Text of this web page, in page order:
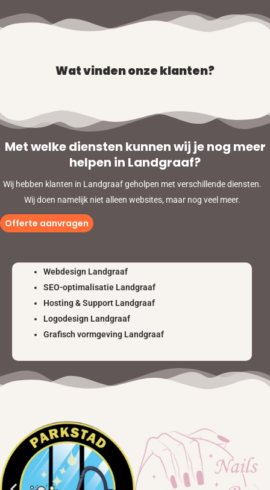
Wat vinden onze klanten?
Met welke diensten kunnen wij je nog meer
helpen in Landgraaf?
Wij hebben klanten in Landgraaf geholpen met verschillende diensten.
Wij doen namelijk niet alleen websites, maar nog veel meer.
Offerte aanvragen
Webdesign Landgraaf
SEO-optimalisatie Landgraaf
Hosting & Support Landgraaf
Logodesign Landgraaf
Grafisch vormgeving Landgraaf